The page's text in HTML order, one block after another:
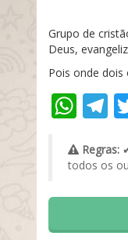
Grupo de
Deus,
Pois onde
Regras:
todos os